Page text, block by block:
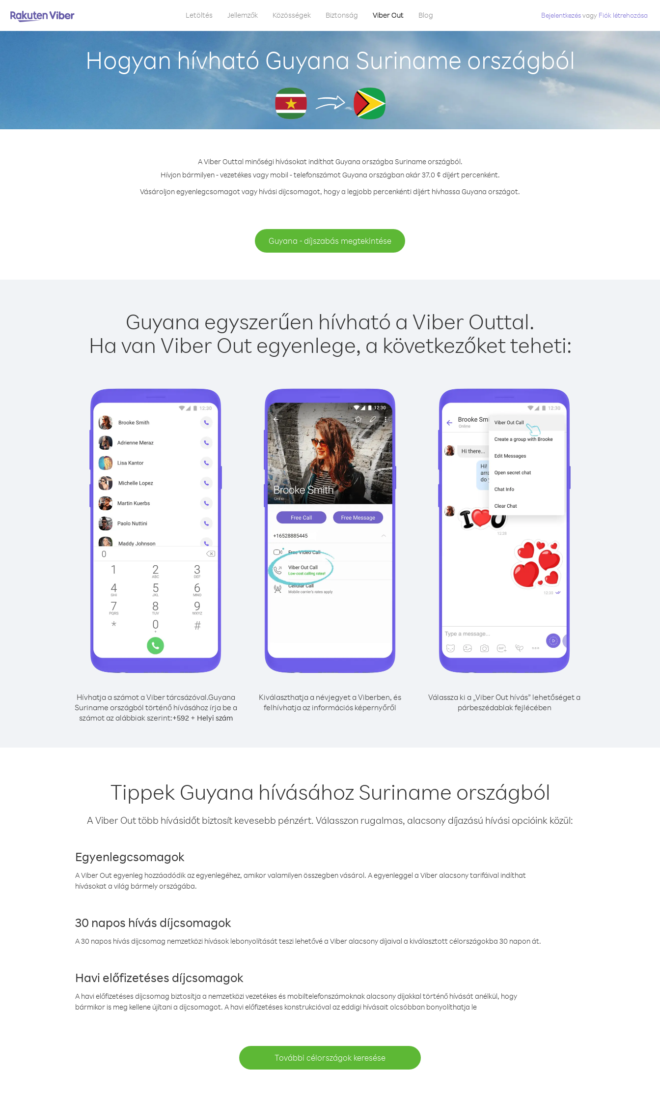
Letöltés Jellemzők Közösségek Biztonság Viber Out Blog Bejelentkezésvagy Fiók létrehozása
Hogyan hívható Guyana Suriname országból
A Viber Outtal minőségi hívásokat indíthat Guyana országba Suriname országból.
Hívjon bármilyen - vezetékes vagy mobil - telefonszámot Guyana országban akár 37.0 ¢ díjért percenként.
Vásároljon egyenlegcsomagot vagy hívási díjcsomagot, hogy a legjobb percenkénti díjért hívhassa Guyana országot.
Guyana - díjszabás megtekintése
Guyana egyszerűen hívható a Viber Outtal.
Ha van Viber Out egyenlege, a következőket teheti:
Hívhatja a számot a Viber tárcsázóval.Guyana
Suriname országból történő hívásához írja be a
számot az alábbiak szerint:+592+ Helyi szám
Kiválaszthatja a névjegyet a Viberben, és
felhívhatja az információs képernyőről
Válassza ki a „Viber Out hívás” lehetőséget a
párbeszédablak fejlécében
Tippek Guyana hívásához Suriname országból
A Viber Out több hívásidőt biztosít kevesebb pénzért. Válasszon rugalmas, alacsony díjazású hívási opcióink közül:
Egyenlegcsomagok
A Viber Out egyenleg hozzáadódik az egyenlegéhez, amikor valamilyen összegben vásárol. A egyenleggel a Viber alacsony tarifáival indíthat
hívásokat a világ bármely országába.
30 napos hívás díjcsomagok
A 30 napos hívás díjcsomag nemzetközi hívások lebonyolítását teszi lehetővé a Viber alacsony díjaival a kiválasztott célországokba 30 napon át.
Havi előfizetéses díjcsomagok
A havi előfizetéses díjcsomag biztosítja a nemzetközi vezetékes és mobiltelefonszámoknak alacsony díjakkal történő hívását anélkül, hogy
bármikor is meg kellene újítani a díjcsomagot. A havi előfizetéses konstrukcióval az eddigi hívásait olcsóbban bonyolíthatja le
További célországok keresése